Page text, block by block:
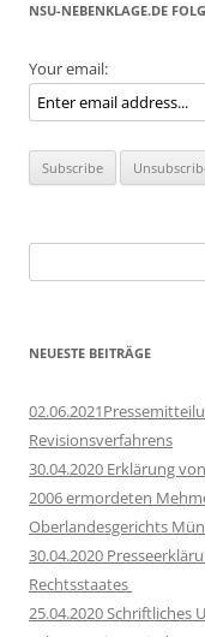
NSU-NEBENKLAGE.DE
Your email:
nach:
NEUESTE BEITRÄGE
Revisionsverfahrens
30.04.2020 Erklärung
2006 ermordeten
Oberlandesgerichts
30.04.2020
Rechtsstaates
25.04.2020 Schriftliches